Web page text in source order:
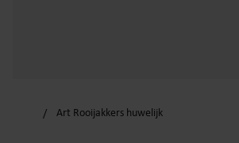
Art Rooijakkers huwelijk